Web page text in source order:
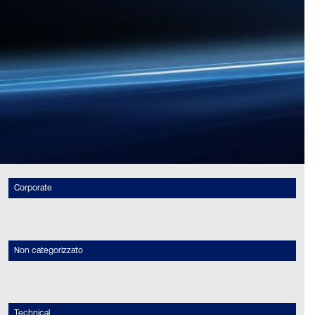
Corporate
Non categorizzato
Technical